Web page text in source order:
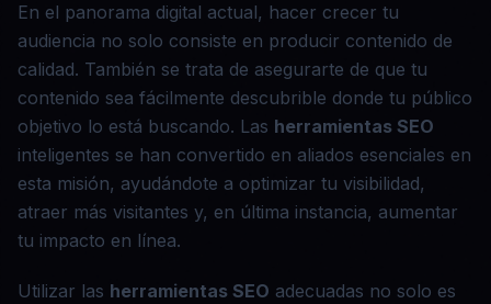
En el panorama digital actual, hacer crecer tu
audiencia no solo consiste en producir contenido de
calidad. También se trata de asegurarte de que tu
contenido sea fácilmente descubrible donde tu público
objetivo lo está buscando. Las herramientas SEO
inteligentes se han convertido en aliados esenciales en
esta misión, ayudándote a optimizar tu visibilidad,
atraer más visitantes y, en última instancia, aumentar
tu impacto en línea.
Utilizar las herramientas SEO adecuadas no solo es